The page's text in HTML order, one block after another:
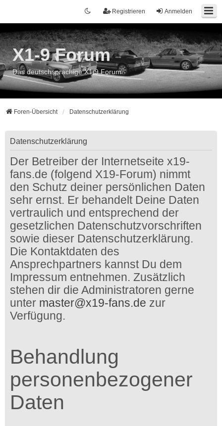
Anmelden
Registrieren
X1-9 Forum
Das deutschsprachige X1/9 Forum
Foren-Übersicht Datenschutzerklärung
Datenschutzerklärung
Der Betreiber der Internetseite x19-
fans.de (folgend X19-Forum) nimmt
den Schutz deiner persönlichen Daten
sehr ernst. Er behandelt Deine Daten
vertraulich und entsprechend der
gesetzlichen Datenschutzvorschriften
sowie dieser Datenschutzerklärung.
Die Kontaktdaten des
Ansprechpartners kannst Du dem
Impressum entnehmen. Zusätzlich
stehen dir die Administratoren gerne
unter master@x19-fans.de zur
Verfügung.
Behandlung
personenbezogener
Daten